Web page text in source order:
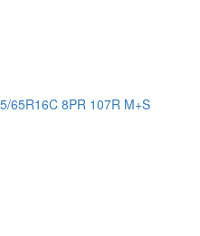
65R16C 8PR 107R M+S